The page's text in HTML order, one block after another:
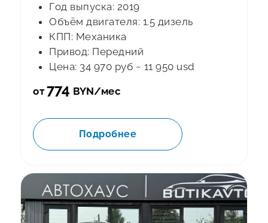
Год выпуска: 2019
Объём двигателя: 1.5 дизель
КПП: Механика
Привод: Передний
Цена: 34 970 руб ~ 11 950 usd
от774 BYN/мес
Подробнее